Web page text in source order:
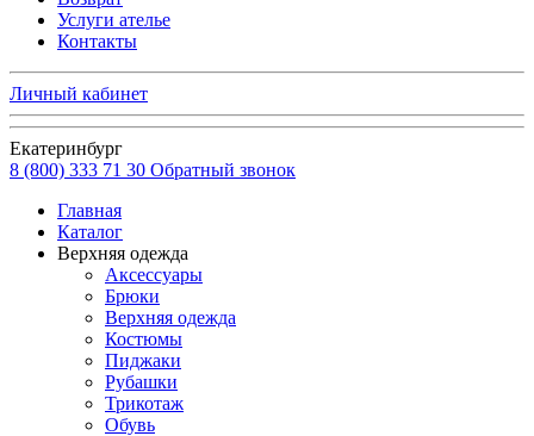
Услуги ателье
Контакты
Личный кабинет
Екатеринбург
8 (800) 333 71 30 Обратный звонок
Главная
Каталог
Верхняя одежда
Аксессуары
Брюки
Верхняя одежда
Костюмы
Пиджаки
Рубашки
Трикотаж
Обувь